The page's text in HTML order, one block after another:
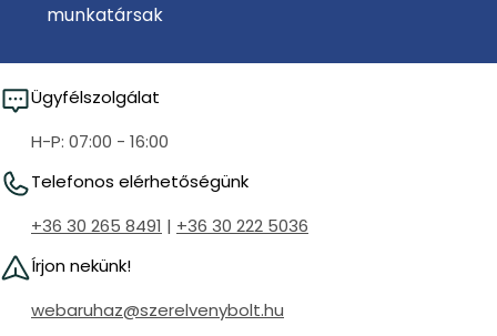
munkatársak
Ügyfélszolgálat
H-P: 07:00 - 16:00
Telefonos elérhetőségünk
+36 30 265 8491 | +36 30 222 5036
Írjon nekünk!
webaruhaz@szerelvenybolt.hu